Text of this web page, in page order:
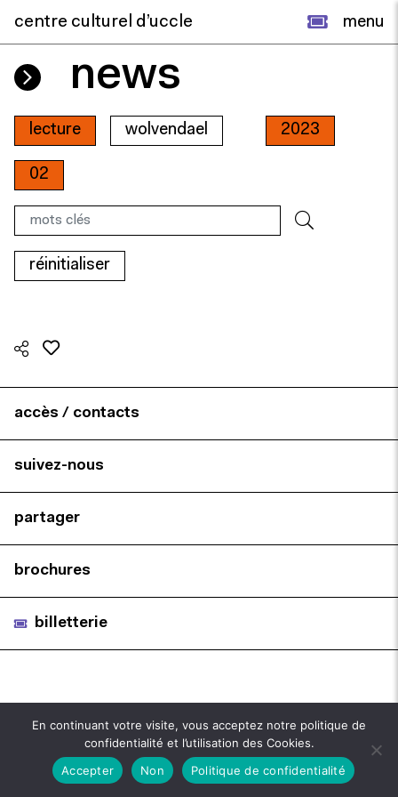
centre culturel d’uccle menu
news
lecture wolvendael 2023
02
réinitialiser
accès / contacts
suivez-nous
partager
brochures
billetterie
En continuant votre visite, vous acceptez notre politique de
confidentialité et l’utilisation des Cookies.
Accepter
Non Politique de confidentialité